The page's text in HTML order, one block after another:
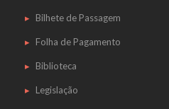
Bilhete de Passagem
Folha de Pagamento
Biblioteca
Legislação